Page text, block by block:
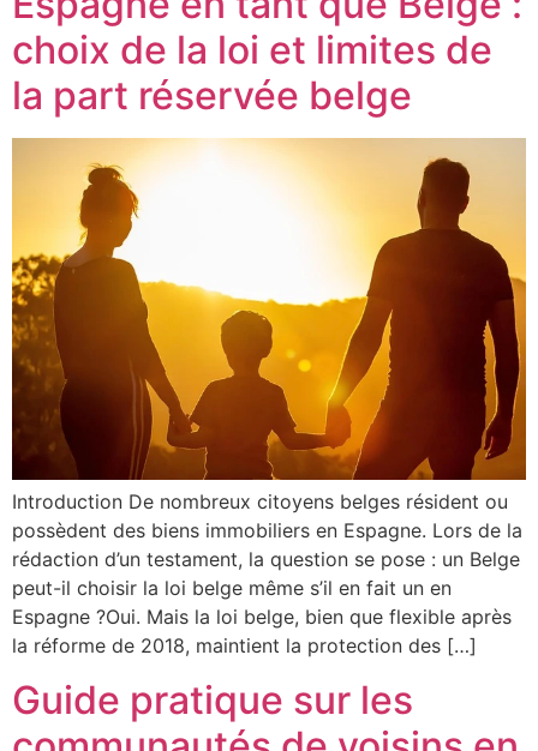
choix de la loi et limites de
la part réservée belge
Introduction De nombreux citoyens belges résident ou
possèdent des biens immobiliers en Espagne. Lors de la
rédaction d’un testament, la question se pose : un Belge
peut-il choisir la loi belge même s’il en fait un en
Espagne ?Oui. Mais la loi belge, bien que flexible après
la réforme de 2018, maintient la protection des […]
Guide pratique sur les